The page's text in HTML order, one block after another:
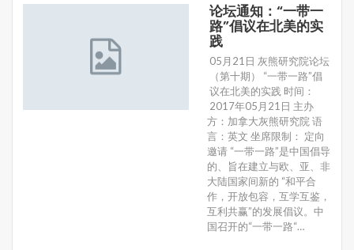
论坛通知：“一带一
路”倡议在北美的实
践
05月21日 灰熊研究院论坛
（第十期） “一带一路”倡
议在北美的实践 时间：
2017年05月21日 主办
方：加拿大灰熊研究院 语
言：英文 坐席限制： 定向
邀请 “一带一路”是中国倡导
的、旨在建立与欧、亚、非
大陆国家间新的 “和平合
作，开放包容，互学互鉴，
互利共赢”的发展倡议。中
国召开的“一带一路“…